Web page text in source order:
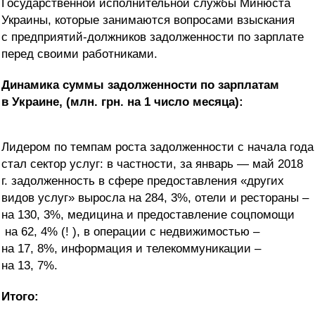
Государственной исполнительной службы Минюста
Украины, которые занимаются вопросами взыскания
с предприятий-должников задолженности по зарплате
перед своими работниками.
Динамика суммы задолженности по зарплатам
в Украине, (млн. грн. на 1 число месяца):
Лидером по темпам роста задолженности с начала года
стал сектор услуг: в частности, за январь — май 2018
г. задолженность в сфере предоставления «других
видов услуг» выросла на 284, 3%, отели и рестораны –
на 130, 3%, медицина и предоставление соцпомощи
на 62, 4% (! ), в операции с недвижимостью –
на 17, 8%, информация и телекоммуникации –
на 13, 7%.
Итого: